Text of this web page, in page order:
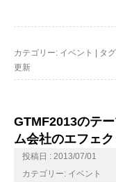
カテゴリー: イベント タ
更新
GTMF2013のテ
ム会社のエフェ
投稿日 : 2013/07/01
カテゴリー: イベント